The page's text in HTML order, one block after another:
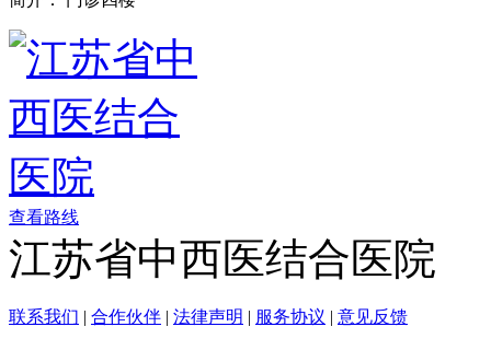
查看路线
江苏省中西医结合医院
联系我们 | 合作伙伴 | 法律声明 | 服务协议 | 意见反馈